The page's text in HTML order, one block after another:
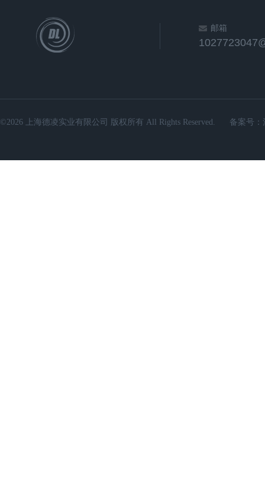
邮箱
©2026 上海德凌实业有限公司 版权所有 All Rights Reserved. 备案号：